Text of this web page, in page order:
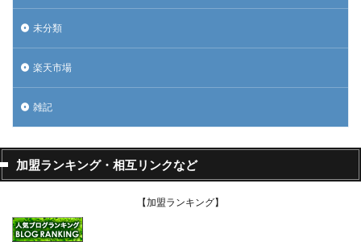
未分類
楽天市場
雑記
加盟ランキング・相互リンクなど
【加盟ランキング】